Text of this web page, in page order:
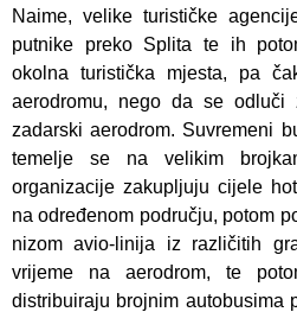
Naime, velike turističke
putnike preko Splita te ih
okolna turistička mjesta, pa
aerodromu, nego da se
zadarski aerodrom. Suvremeni
temelje se na velikim
organizacije zakupljuju cijele
na određenom području, potom
nizom avio-linija iz različitih
vrijeme na aerodrom, te
distribuiraju brojnim autobusima